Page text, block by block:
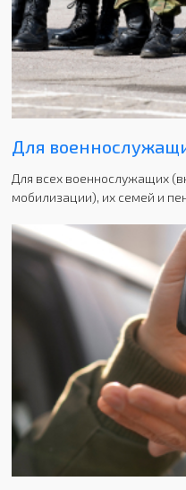
Для
Для всех военнослужащих
мобилизации), их семей и